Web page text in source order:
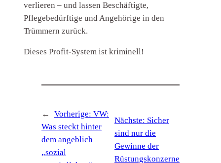
verlieren – und lassen Beschäftigte,
Pflegebedürftige und Angehörige in den
Trümmern zurück.
Dieses Profit-System ist kriminell!
← Vorherige: VW:
Was steckt hinter
dem angeblich
„sozial
Nächste: Sicher
sind nur die
Gewinne der
Rüstungskonzerne